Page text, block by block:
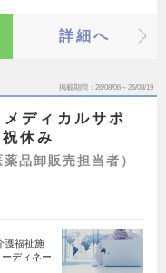
詳細へ
掲載期間 26/08/06～26/08/19
メディカルサポ
休み
品卸販売担当者）
護福祉施
ディネー